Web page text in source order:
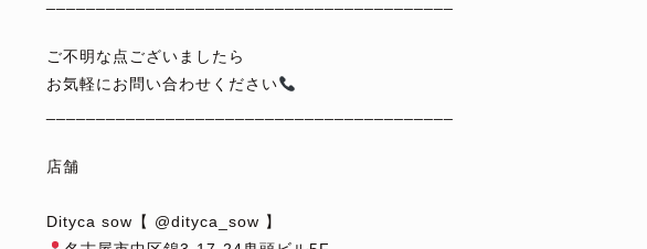
ご不明な点ございましたら
お気軽にお問い合わせください
店舗
Dityca sow【 @dityca_sow 】